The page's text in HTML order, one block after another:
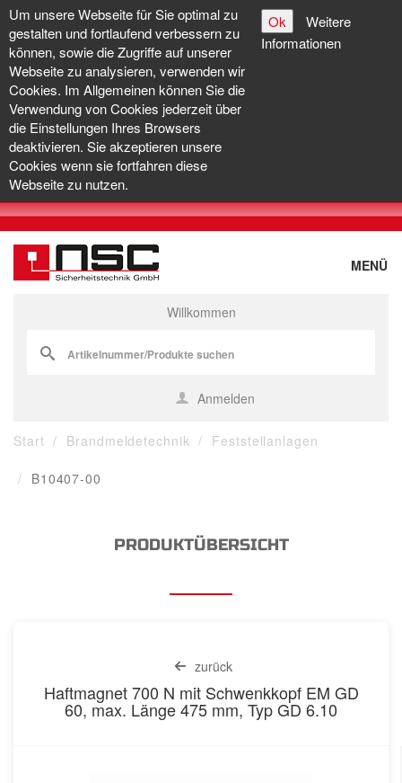
Um unsere Webseite für Sie optimal zu
gestalten und fortlaufend verbessern zu
können, sowie die Zugriffe auf unserer
Webseite zu analysieren, verwenden wir
Cookies. Im Allgemeinen können Sie die
Verwendung von Cookies jederzeit über
die Einstellungen Ihres Browsers
deaktivieren. Sie akzeptieren unsere
Cookies wenn sie fortfahren diese
Webseite zu nutzen.
Ok
Weitere
Informationen
MENÜ
Willkommen
Anmelden
Start Brandmeldetechnik Feststellanlagen
B10407-00
PRODUKTÜBERSICHT
zurück
Haftmagnet 700 N mit Schwenkkopf EM GD
60, max. Länge 475 mm, Typ GD 6.10